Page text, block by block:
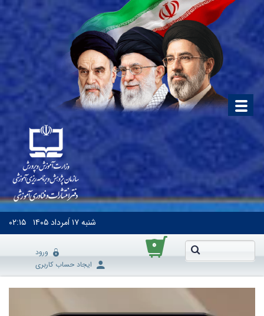
شنبه۱۷ اَمرداد ۱۴۰۵ ۰۲:۱۵
۰
ورود
ایجاد حساب کاربری